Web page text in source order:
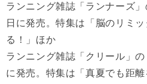
ランニング雑誌「ランナーズ
日に発売。特集は「脳のリミ
る！」ほか
ランニング雑誌「クリール」
に発売。特集は「真夏でも距